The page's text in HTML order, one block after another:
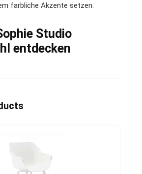
farbliche Akzente setzen.
Studio
entdecken